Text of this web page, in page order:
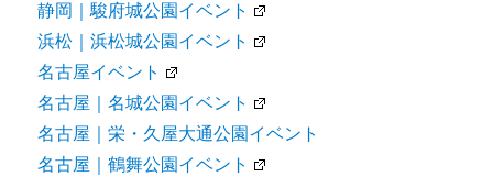
静岡｜駿府城公園イベント
浜松｜浜松城公園イベント
名古屋イベント
名古屋｜名城公園イベント
名古屋｜栄・久屋大通公園イベント
名古屋｜鶴舞公園イベント